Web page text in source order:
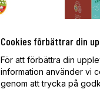
Cookies förbättrar din
För att förbättra din
information använder vi
genom att trycka på